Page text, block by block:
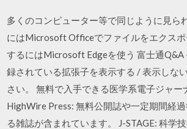
多くのコンピューター等で同じように見ら
にはMicrosoft Officeでファイルをエクス
するにはMicrosoft Edgeを使う 富士通Q&A
録されている拡張子を表示する / 表示しな
さい。 無料で入手できる医学系電子ジャー
HighWire Press: 無料公開誌や一定期間経
る雑誌が含まれています。 J-STAGE: 科学